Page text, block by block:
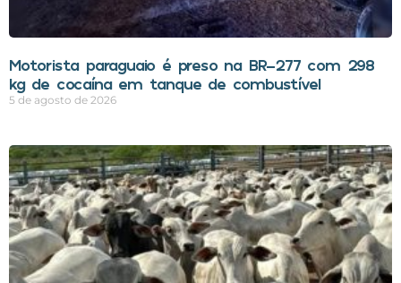
Motorista paraguaio é preso na BR-277 com 298
kg de cocaína em tanque de combustível
5 de agosto de 2026